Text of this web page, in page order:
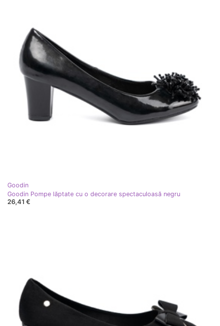
Goodin
Goodin Pompe lăptate cu o decorare spectaculoasă negru
26,41 €